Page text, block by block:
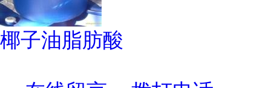
椰子油脂肪酸